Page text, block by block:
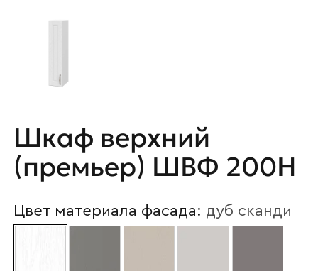
Шкаф верхний
(премьер) ШВФ 200Н
Цвет материала фасада: дуб сканди